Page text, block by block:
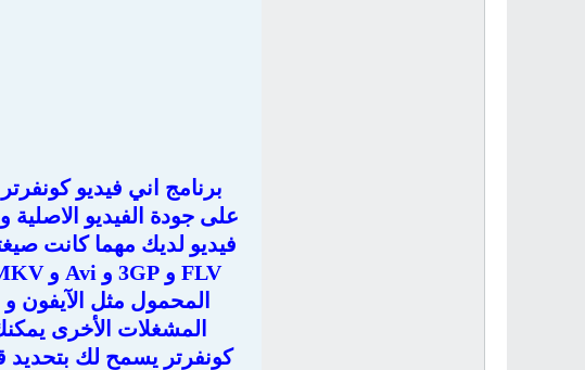
برنامج اني فيديو
على جودة الفيديو
المحمول مثل الآيفون
المشغلات الأخرى
كونفرتر يسمح لك بتحديد